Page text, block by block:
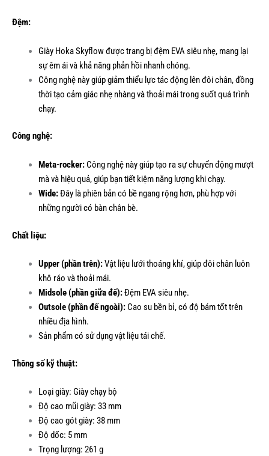
Đệm:
Giày Hoka Skyflow được trang bị đệm EVA siêu nhẹ, mang lại
sự êm ái và khả năng phản hồi nhanh chóng.
Công nghệ này giúp giảm thiểu lực tác động lên đôi chân, đồng
thời tạo cảm giác nhẹ nhàng và thoải mái trong suốt quá trình
chạy.
Công nghệ:
Meta-rocker:Công nghệ này giúp tạo ra sự chuyển động mượt
mà và hiệu quả, giúp bạn tiết kiệm năng lượng khi chạy.
Wide:Đây là phiên bản có bề ngang rộng hơn, phù hợp với
những người có bàn chân bè.
Chất liệu:
Upper (phần trên):Vật liệu lưới thoáng khí, giúp đôi chân luôn
khô ráo và thoải mái.
Midsole (phần giữa đế):Đệm EVA siêu nhẹ.
Outsole (phần đế ngoài):Cao su bền bỉ, có độ bám tốt trên
nhiều địa hình.
Sản phẩm có sử dụng vật liệu tái chế.
Thông số kỹ thuật:
Loại giày: Giày chạy bộ
Độ cao mũi giày: 33 mm
Độ cao gót giày: 38 mm
Độ dốc: 5 mm
Trọng lượng: 261 g